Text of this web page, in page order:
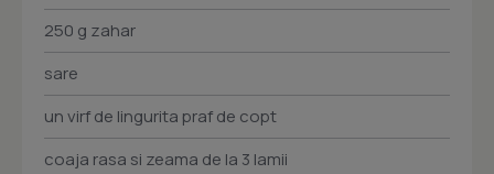
250 g zahar
sare
un virf de lingurita praf de copt
coaja rasa si zeama de la 3 lamii